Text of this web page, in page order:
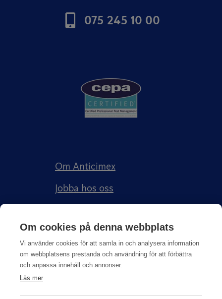
075 245 10 00
Om Anticimex
Jobba hos oss
Anticimex Försäkringar AB
Om cookies på denna webbplats
Vi använder cookies för att samla in och analysera information
om webbplatsens prestanda och användning för att förbättra
och anpassa innehåll och annonser.
Läs mer